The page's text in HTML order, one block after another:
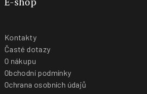
Kontakty
Časté dotazy
O nákupu
Obchodní podmínky
Ochrana osobních údajů